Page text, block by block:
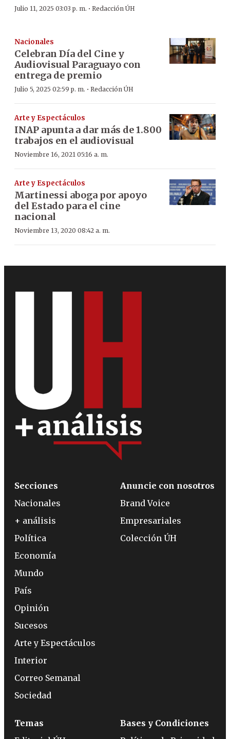
Julio 11, 2025 03:03 p. m. · Redacción ÚH
Nacionales
Celebran Día del Cine y
Audiovisual Paraguayo con
entrega de premio
Julio 5, 2025 02:59 p. m. · Redacción ÚH
Arte y Espectáculos
INAP apunta a dar más de 1.800
trabajos en el audiovisual
Noviembre 16, 2021 05:16 a. m.
Arte y Espectáculos
Martinessi aboga por apoyo
del Estado para el cine
nacional
Noviembre 13, 2020 08:42 a. m.
Secciones
Nacionales
+ análisis
Política
Economía
Mundo
País
Opinión
Sucesos
Arte y Espectáculos
Interior
Correo Semanal
Sociedad
Anuncie con nosotros
Brand Voice
Empresariales
Colección ÚH
Temas
Bases y Condiciones